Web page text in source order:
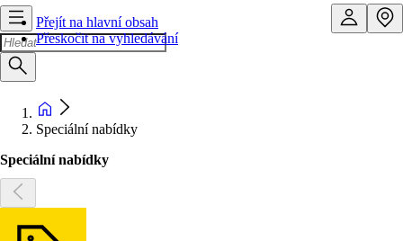
Přejít na hlavní obsah
Přeskočit na vyhledávání
Speciální nabídky
Speciální nabídky